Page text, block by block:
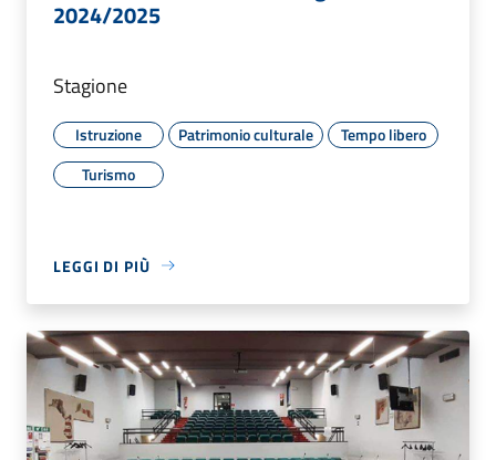
2024/2025
Stagione
Istruzione Patrimonio culturale
Tempo libero
Turismo
LEGGI DI PIÙ